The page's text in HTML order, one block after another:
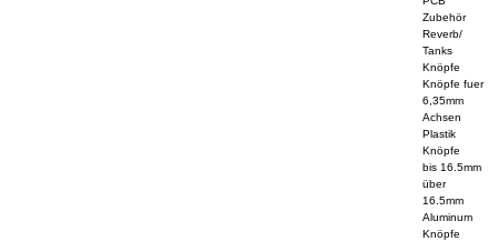
Zubehör
Reverb/
Tanks
Knöpfe
Knöpfe fuer
6,35mm
Achsen
Plastik
Knöpfe
bis 16.5mm
über
16.5mm
Aluminum
Knöpfe